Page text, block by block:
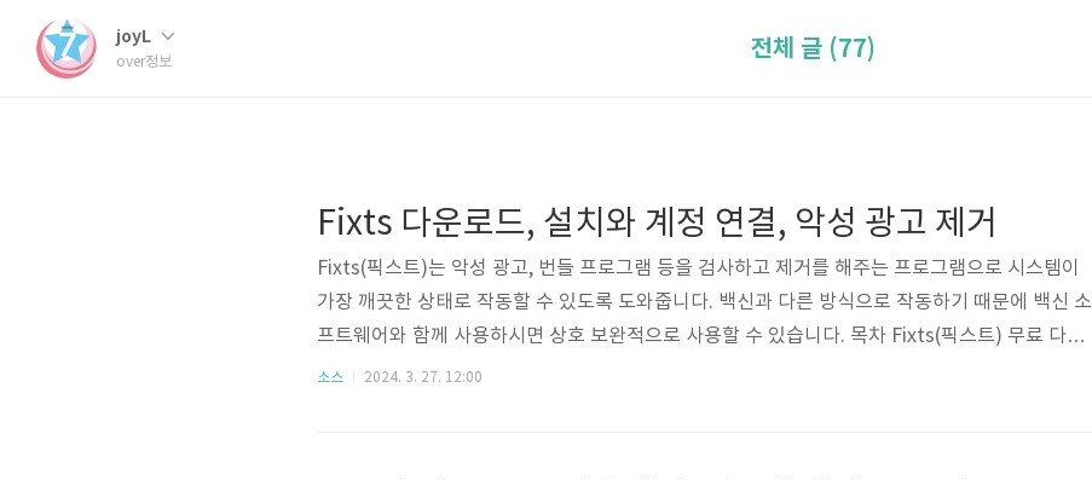
joyL
over정보 전체 글 (77)
Fixts 다운로드, 설치와 계정 연결, 악성 광고 제거
Fixts(픽스트)는 악성 광고, 번들 프로그램 등을 검사하고 제거를 해주는 프로그램으로 시스템이
가장 깨끗한 상태로 작동할 수 있도록 도와줍니다. 백신과 다른 방식으로 작동하기 때문에 백신 소
프트웨어와 함께 사용하시면 상호 보완적으로 사용할 수 있습니다. 목차 Fixts(픽스트) 무료 다운
로드 시스템 퍼포먼스 및 웹 탐색 속도를 향상시켜주고, 짜증나는 악성 광고 제거, 파일 프라이버
소스 2024. 3. 27. 12:00